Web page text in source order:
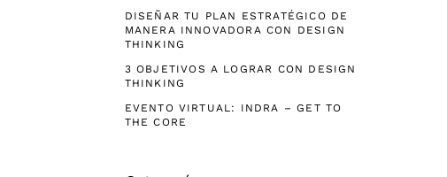
DISEÑAR TU PLAN ESTRATÉGICO DE
MANERA INNOVADORA CON DESIGN
THINKING
3 OBJETIVOS A LOGRAR CON DESIGN
THINKING
EVENTO VIRTUAL: INDRA – GET TO
THE CORE